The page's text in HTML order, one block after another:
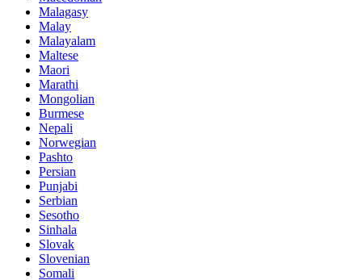
Malagasy
Malay
Malayalam
Maltese
Maori
Marathi
Mongolian
Burmese
Nepali
Norwegian
Pashto
Persian
Punjabi
Serbian
Sesotho
Sinhala
Slovak
Slovenian
Somali